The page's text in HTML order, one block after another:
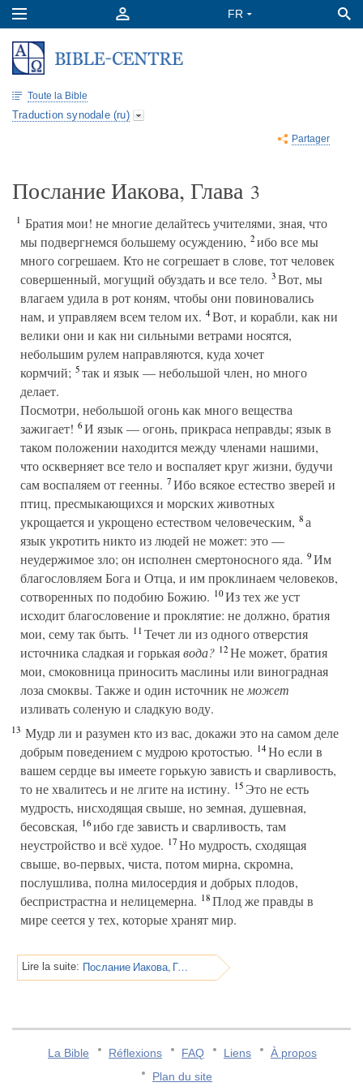
Toute la Bible
Traduction synodale (ru)
Partager
Послание Иакова, Глава 3
1 Братия мои! не многие делайтесь учителями, зная, что
мы подвергнемся большему осуждению, 2ибо все мы
много согрешаем. Кто не согрешает в слове, тот человек
совершенный, могущий обуздать и все тело. 3Вот, мы
влагаем удила в рот коням, чтобы они повиновались
нам, и управляем всем телом их. 4Вот, и корабли, как ни
велики они и как ни сильными ветрами носятся,
небольшим рулем направляются, куда хочет
кормчий; 5так и язык — небольшой член, но много
делает.
Посмотри, небольшой огонь как много вещества
зажигает! 6И язык — огонь, прикраса неправды; язык в
таком положении находится между членами нашими,
что оскверняет все тело и воспаляет круг жизни, будучи
сам воспаляем от геенны. 7Ибо всякое естество зверей и
птиц, пресмыкающихся и морских животных
укрощается и укрощено естеством человеческим, 8а
язык укротить никто из людей не может: это —
неудержимое зло; он исполнен смертоносного яда. 9Им
благословляем Бога и Отца, и им проклинаем человеков,
сотворенных по подобию Божию. 10Из тех же уст
исходит благословение и проклятие: не должно, братия
мои, сему так быть. 11Течет ли из одного отверстия
источника сладкая и горькаявода? 12Не может, братия
мои, смоковница приносить маслины или виноградная
лоза смоквы. Также и один источник не может
изливать соленую и сладкую воду.
13 Мудр ли и разумен кто из вас, докажи это на самом деле
добрым поведением с мудрою кротостью. 14Но если в
вашем сердце вы имеете горькую зависть и сварливость,
то не хвалитесь и не лгите на истину. 15Это не есть
мудрость, нисходящая свыше, но земная, душевная,
бесовская, 16ибо где зависть и сварливость, там
неустройство и всё худое. 17Но мудрость, сходящая
свыше, во-первых, чиста, потом мирна, скромна,
послушлива, полна милосердия и добрых плодов,
беспристрастна и нелицемерна. 18Плод же правды в
мире сеется у тех, которые хранят мир.
Lire la suite: Послание Иакова, Глава 4
La Bible Réflexions FAQ Liens
À propos
Plan du site